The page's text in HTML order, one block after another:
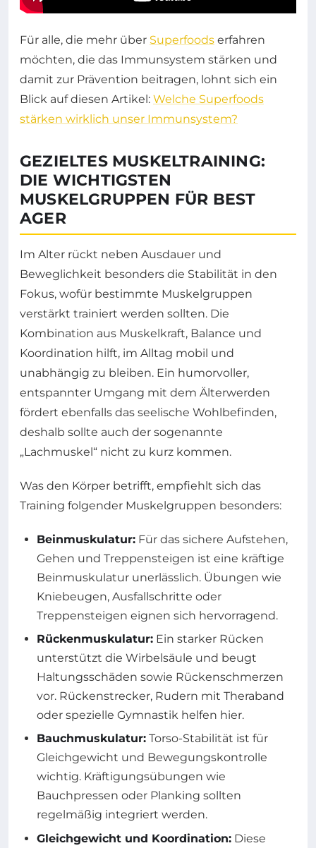
Für alle, die mehr über Superfoods erfahren
möchten, die das Immunsystem stärken und
damit zur Prävention beitragen, lohnt sich ein
Blick auf diesen Artikel: Welche Superfoods
stärken wirklich unser Immunsystem?
GEZIELTES MUSKELTRAINING:
DIE WICHTIGSTEN
MUSKELGRUPPEN FÜR BEST
AGER
Im Alter rückt neben Ausdauer und
Beweglichkeit besonders die Stabilität in den
Fokus, wofür bestimmte Muskelgruppen
verstärkt trainiert werden sollten. Die
Kombination aus Muskelkraft, Balance und
Koordination hilft, im Alltag mobil und
unabhängig zu bleiben. Ein humorvoller,
entspannter Umgang mit dem Älterwerden
fördert ebenfalls das seelische Wohlbefinden,
deshalb sollte auch der sogenannte
„Lachmuskel“ nicht zu kurz kommen.
Was den Körper betrifft, empfiehlt sich das
Training folgender Muskelgruppen besonders:
Beinmuskulatur: Für das sichere Aufstehen,
Gehen und Treppensteigen ist eine kräftige
Beinmuskulatur unerlässlich. Übungen wie
Kniebeugen, Ausfallschritte oder
Treppensteigen eignen sich hervorragend.
Rückenmuskulatur: Ein starker Rücken
unterstützt die Wirbelsäule und beugt
Haltungsschäden sowie Rückenschmerzen
vor. Rückenstrecker, Rudern mit Theraband
oder spezielle Gymnastik helfen hier.
Bauchmuskulatur: Torso-Stabilität ist für
Gleichgewicht und Bewegungskontrolle
wichtig. Kräftigungsübungen wie
Bauchpressen oder Planking sollten
regelmäßig integriert werden.
Gleichgewicht und Koordination: Diese